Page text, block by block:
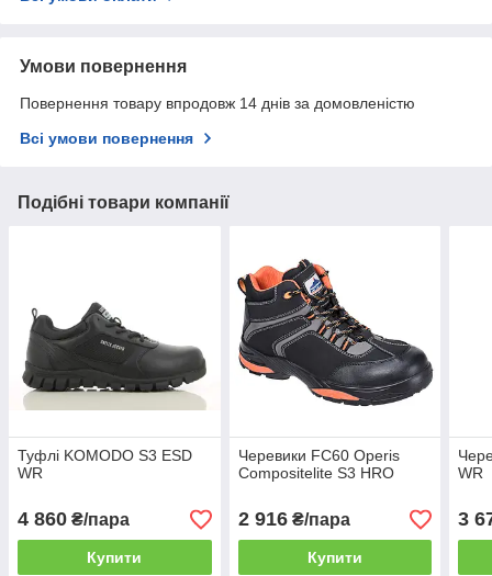
Умови повернення
Повернення товару впродовж 14 днів за домовленістю
Всі умови повернення
Подібні товари компанії
Туфлі KOMODO S3 ESD
WR
4 860 ₴/пара
Купити
Черевики FC60 Operis
Compositelite S3 HRO
2 916₴/пара
Купити
WR
3